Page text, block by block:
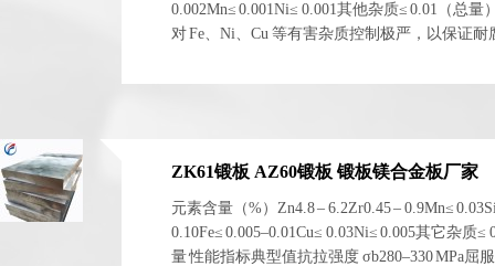
0.002Mn≤ 0.001Ni≤ 0.001其他杂质≤ 0.01（总量
对 Fe、Ni、Cu 等有害杂质控制极严，以保证耐
ZK61锻板 AZ60锻板 锻板镁合金板厂家
元素含量（%）Zn4.8 – 6.2Zr0.45 – 0.9Mn≤
0.10Fe≤ 0.005–0.01Cu≤ 0.03Ni≤ 0.005其它杂质≤
量 性能指标典型值抗拉强度 σb280–330 MPa屈